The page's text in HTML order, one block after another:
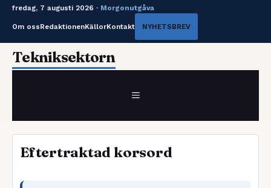
fredag, 7 augusti 2026 · Morgonutgåva
Om ossRedaktionenKällorKontakt NYHETSBREV
Hoppa
Tekniksektorn
MENY
Eftertraktad korsord